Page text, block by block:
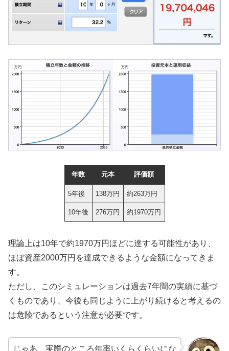
年数 元本 評価額
5年後 138万円 約263万円
10年後 276万円 約1970万円
理論上は10年で約1970万円ほどに達する可能性があり、
ほぼ資産2000万円を達成できるような金額になってきま
す。
ただし、このシミュレーションは過去7年間の実績に基づ
くものであり、今後も同じように上がり続けると考えるの
は危険であるという注意が必要です。
じゃあ、実際のところ年率いくらくらいにな